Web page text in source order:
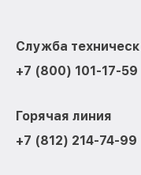
Служба
+7 (800) 101-17-59
Горячая линия
+7 (812) 214-74-99